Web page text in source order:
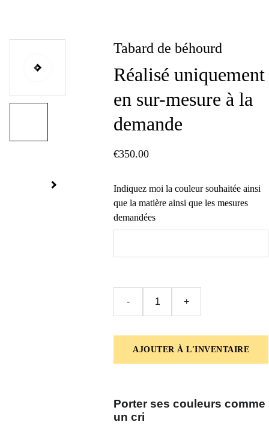
Tabard de béhourd
Réalisé uniquement
en sur-mesure à la
demande
€350.00
Indiquez moi la couleur souhaitée ainsi
que la matière ainsi que les mesures
demandées
- +
AJOUTER À L'INVENTAIRE
Porter ses couleurs comme
un cri